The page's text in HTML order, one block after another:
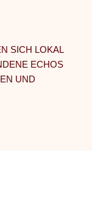
SICH LOKAL
ECHOS
UND